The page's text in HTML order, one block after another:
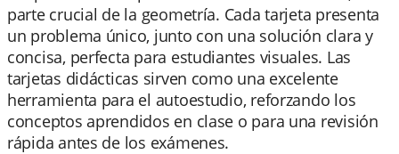
parte crucial de la geometría. Cada tarjeta presenta
un problema único, junto con una solución clara y
concisa, perfecta para estudiantes visuales. Las
tarjetas didácticas sirven como una excelente
herramienta para el autoestudio, reforzando los
conceptos aprendidos en clase o para una revisión
rápida antes de los exámenes.